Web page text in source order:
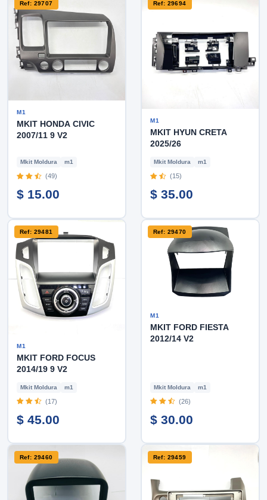
Ref: 29707
M1
MKIT HONDA CIVIC
2007/11 9 V2
Mkit Moldura m1
(49)
$ 15.00
Ref: 29694
M1
MKIT HYUN CRETA
2025/26
Mkit Moldura m1
(15)
$ 35.00
Ref: 29481
M1
MKIT FORD FOCUS
2014/19 9 V2
Mkit Moldura m1
(17)
$ 45.00
Ref: 29470
M1
MKIT FORD FIESTA
2012/14 V2
Mkit Moldura m1
(26)
$ 30.00
Ref: 29460 Ref: 29459